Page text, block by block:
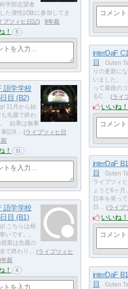
学部志望者
た適性試験に参加してき
プツィヒ日記 9年前
！ 5
interDaF
目
Guten
りの更新に
いました。
って最後の
るC…
ライ
いいね！
語学学校
目 (B2)
11月から始
先週で終わ
結果は無事
筆記9…
ライプツィヒ日
前
！ 11
interDaF
目
Guten
ライプツィ
ょうど6ヶ
日本を発っ
日…
ライプ
いいね！
語学学校
目 (B1)
こちらは相
いです。。
業は先週の
て終わり…
ライプツィヒ
年前
！ 4
interDaF
目
Guten